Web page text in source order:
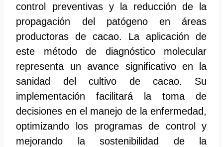
control preventivas y la reducción de la
propagación del patógeno en áreas
productoras de cacao. La aplicación de
este método de diagnóstico molecular
representa un avance significativo en la
sanidad del cultivo de cacao. Su
implementación facilitará la toma de
decisiones en el manejo de la enfermedad,
optimizando los programas de control y
mejorando la sostenibilidad de la